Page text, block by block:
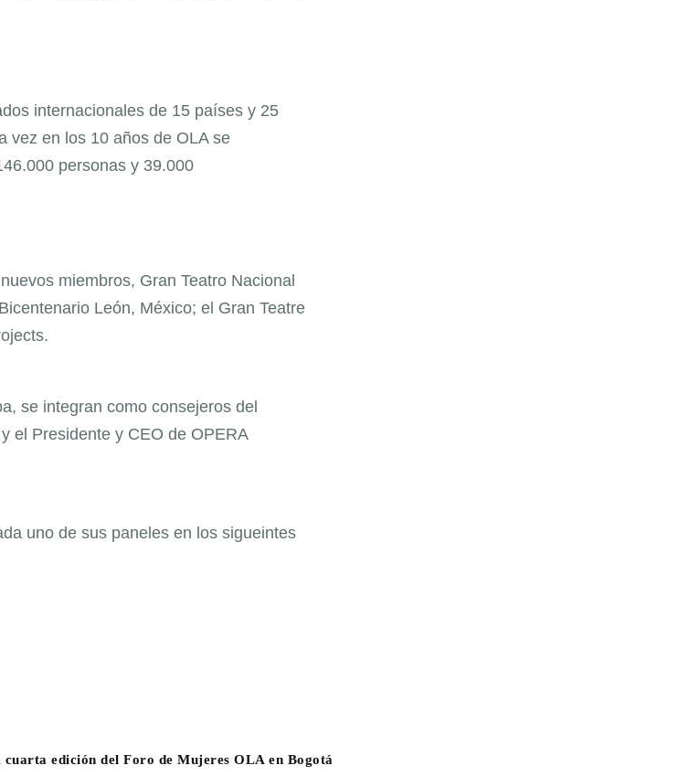
internacionales de 15 países y 25
vez en los 10 años de OLA se
personas y 39.000
miembros, Gran Teatro Nacional
León, México; el Gran Teatre
se integran como consejeros del
el Presidente y CEO de OPERA
uno de sus paneles en los sigueintes
edición del Foro de Mujeres OLA en Bogotá